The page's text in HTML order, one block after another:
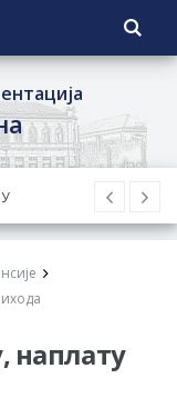
ЗА
- Ненад
наплату